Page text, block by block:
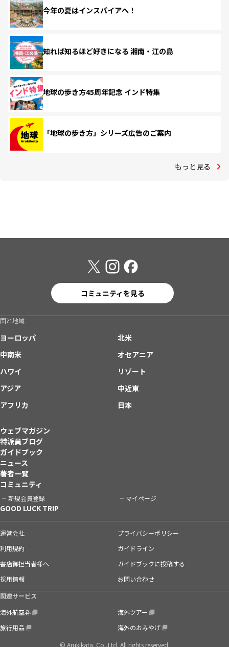
今年の夏はインスパイアへ！
知れば知るほど好きになる 湘南・江の島
地球の歩き方45周年記念 インド特集
「地球の歩き方」シリーズ広告のご案内
もっと見る
コミュニティを見る
国と地域
ヨーロッパ
北米
中南米
オセアニア
ハワイ
リゾート
アジア
中近東
アフリカ
日本
ウェブマガジン
特派員ブログ
ガイドブック
ニュース
著者一覧
コミュニティ
新規会員登録 マイページ
GOOD LUCK TRIP
運営会社
プライバシーポリシー
利用規約
ガイドライン
書店御担当者様へ
ガイドブックに投稿する
採用情報
お問い合わせ
関連サービス
海外航空券
海外ツアー
旅行用品
海外のおみやげ
© Arukikata. Co.,Ltd. All rights reserved.